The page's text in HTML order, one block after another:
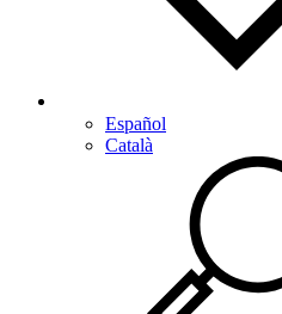
Español
Català